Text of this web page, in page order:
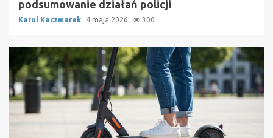
podsumowanie działań policji
Karol Kaczmarek 4 maja 2026 300